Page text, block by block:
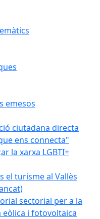
emesos
ciutadana directa
ens connecta"
la xarxa LGBTI+
el turisme al Vallès
sectorial per a la
i fotovoltaica